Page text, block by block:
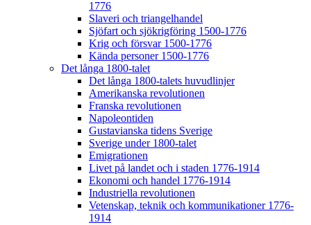
1776
Slaveri och triangelhandel
Sjöfart och sjökrigföring 1500-1776
Krig och försvar 1500-1776
Kända personer 1500-1776
Det långa 1800-talet
Det långa 1800-talets huvudlinjer
Amerikanska revolutionen
Franska revolutionen
Napoleontiden
Gustavianska tidens Sverige
Sverige under 1800-talet
Emigrationen
Livet på landet och i staden 1776-1914
Ekonomi och handel 1776-1914
Industriella revolutionen
Vetenskap, teknik och kommunikationer 1776-
1914